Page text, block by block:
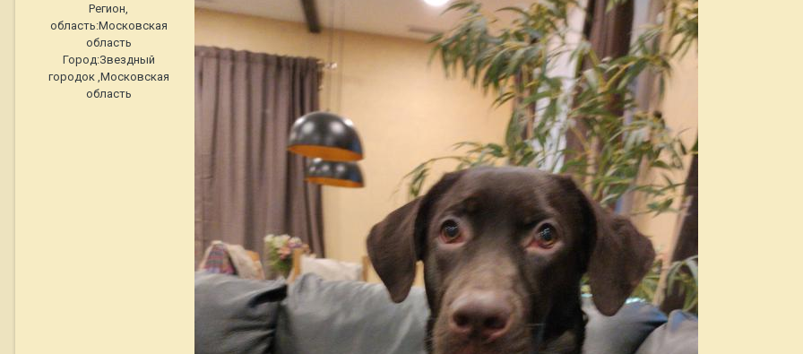
Регион,
область:Московская
область
Город:Звездный
городок ,Московская
область